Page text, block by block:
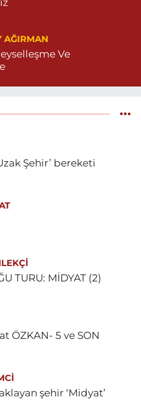
AĞIRMAN
Ve
Şehir’ bereketi
TURU: MİDYAT (2)
Doktor Nihat ÖZKAN- 5 ve SON
şehir ‘Midyat’